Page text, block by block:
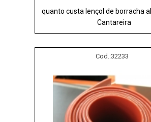
quanto custa lençol de borracha
Cantareira
Cod.:32233